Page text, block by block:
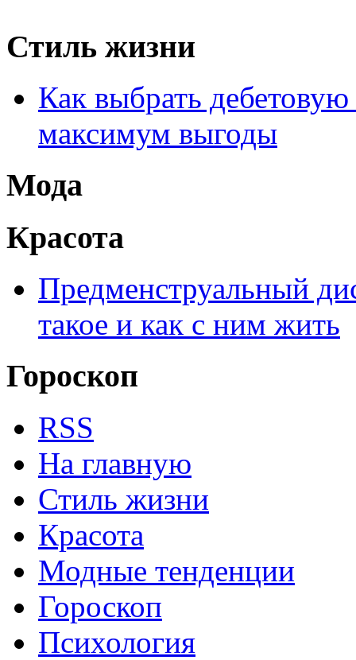
Стиль жизни
Как выбрать дебетовую
максимум выгоды
Мода
Красота
Предменструальный
такое и как с ним жить
Гороскоп
RSS
На главную
Стиль жизни
Красота
Модные тенденции
Гороскоп
Психология